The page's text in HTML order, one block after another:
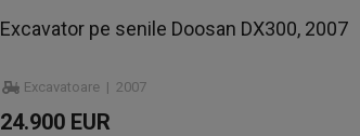
Excavator pe senile Doosan DX300, 2007
Excavatoare | 2007
24.900 EUR